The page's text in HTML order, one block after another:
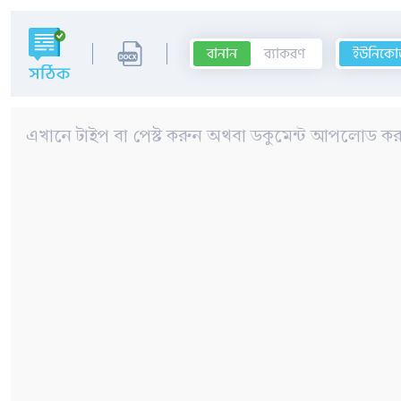
বানান ব্যাকরণ
এখানে টাইপ বা পেস্ট করুন অথবা ডকুমেন্ট আপলোড